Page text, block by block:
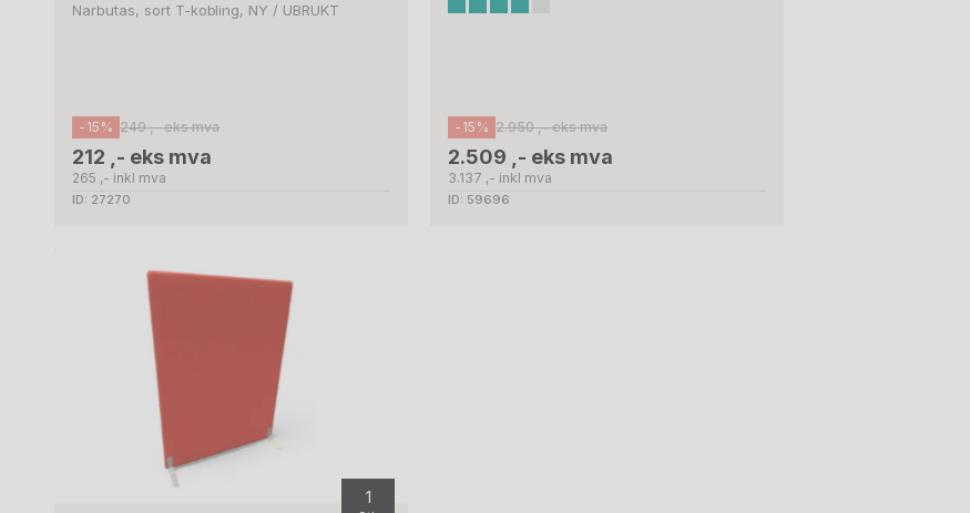
Narbutas, sort T-kobling, NY / UBRUKT
-15% 249 ,- eks mva
212 ,- eks mva
265 ,- inkl mva
ID: 27270
-15% 2.950 ,- eks mva
2.509 ,- eks mva
3.137 ,- inkl mva
ID: 59696
1